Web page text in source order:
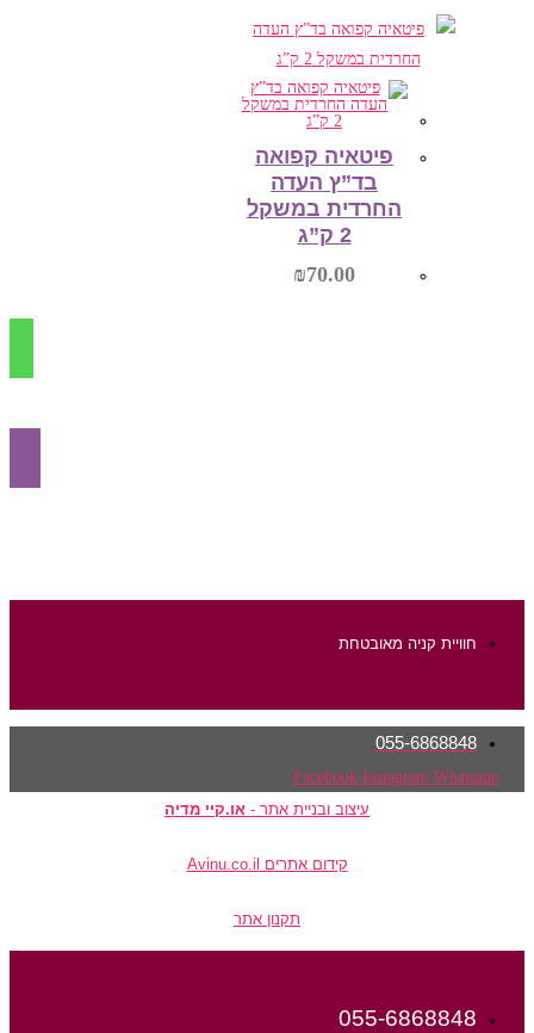
הוספה לסל
פיטאיה קפואה
בד”ץ העדה
החרדית במשקל
2 ק”ג
₪70.00
חוויית קניה מאובטחת
055-6868848
Facebook Instagram Whatsapp
עיצוב ובניית אתר -או.קיי מדיה
קידום אתרים Avinu.co.il
תקנון אתר
055-6868848